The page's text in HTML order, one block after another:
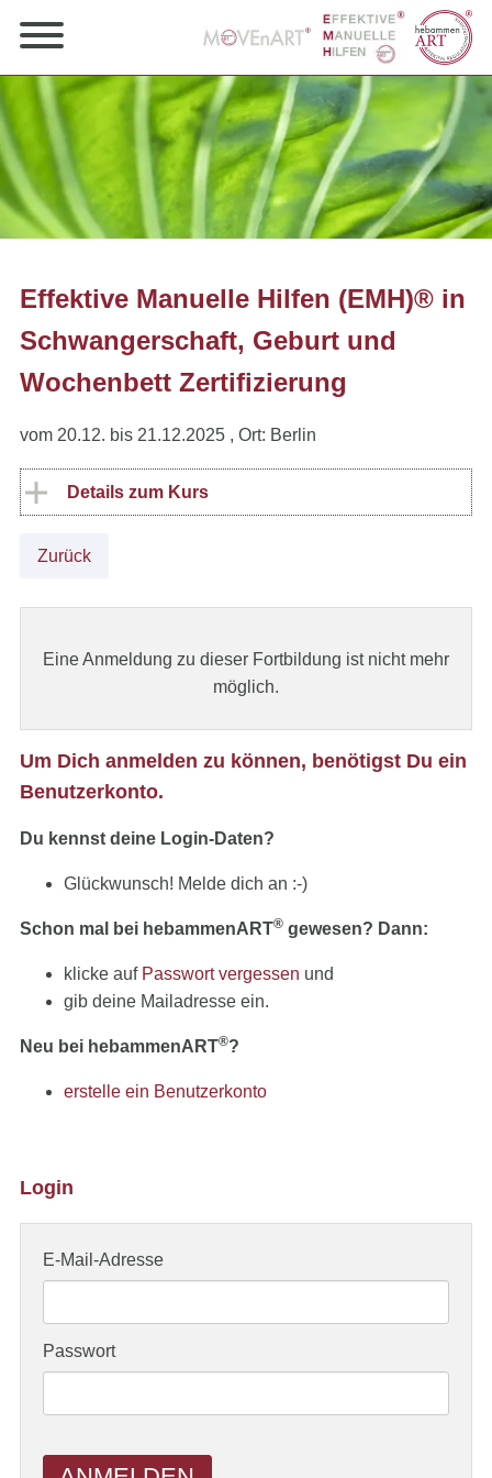
Effektive Manuelle Hilfen (EMH)® in
Schwangerschaft, Geburt und
Wochenbett Zertifizierung
vom 20.12. bis 21.12.2025 , Ort: Berlin
Details zum Kurs
Zurück
Eine Anmeldung zu dieser Fortbildung ist nicht mehr
möglich.
Um Dich anmelden zu können, benötigst Du ein
Benutzerkonto.
Du kennst deine Login-Daten?
Glückwunsch! Melde dich an :-)
Schon mal bei hebammenART® gewesen? Dann:
klicke auf Passwort vergessen und
gib deine Mailadresse ein.
Neu bei hebammenART®?
erstelle ein Benutzerkonto
Login
E-Mail-Adresse
Passwort